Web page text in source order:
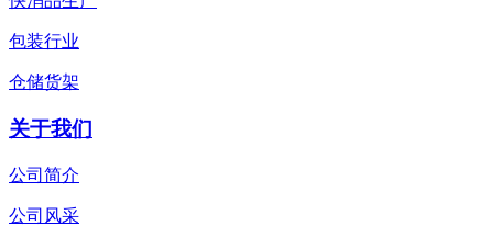
包装行业
仓储货架
关于我们
公司简介
公司风采